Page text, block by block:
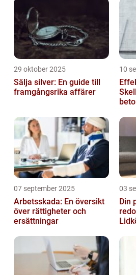
29 oktober 2025
Sälja silver: En guide till
framgångsrika affärer
10
07 september 2025
Arbetsskada: En översikt
över rättigheter och
ersättningar
03
Din